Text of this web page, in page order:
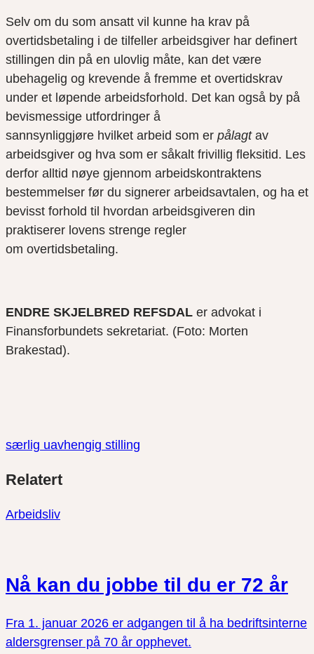
Selv om du som ansatt vil kunne ha krav på
overtidsbetaling i de tilfe ller arbeidsgiver har definert
stillingen din på en ulovlig måte, kan det være
ubehagelig og krevende å fremme et overtidskrav
under et løpende arbeidsforhold. Det kan også by på
bevismessige utfordringer å
sannsynliggjøre hvilket arbeid som er pålagtav
arbeidsgiver og hva som er såkalt frivillig fleksitid. Les
derfor alltid nøye gjennom arbeidskontraktens
bestemmelser før du signerer arbeidsavtalen, og ha et
bevisst forhold til hvordan arbeidsgiveren din
praktiserer lovens strenge regler
om overtidsbetaling.
ENDRE SKJELBRED REFSDAL er advokat i
Finansforbundets sekretariat. (Foto: Morten
Brakestad).
særlig uavhengig stilling
link
på
på
Relatert
Arbeidsliv
Nå kan du jobbe til du er 72 år
Fra 1. januar 2026 er adgangen til å ha bedriftsinterne
aldersgrenser på 70 år opphevet.